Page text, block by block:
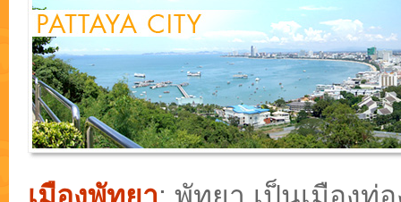
เมืองพัทยา: พัทยา เป็นเมืองท่